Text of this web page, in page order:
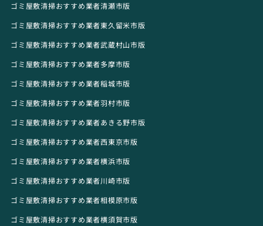
ゴミ屋敷清掃おすすめ業者清瀬市版
ゴミ屋敷清掃おすすめ業者東久留米市版
ゴミ屋敷清掃おすすめ業者武蔵村山市版
ゴミ屋敷清掃おすすめ業者多摩市版
ゴミ屋敷清掃おすすめ業者稲城市版
ゴミ屋敷清掃おすすめ業者羽村市版
ゴミ屋敷清掃おすすめ業者あきる野市版
ゴミ屋敷清掃おすすめ業者西東京市版
ゴミ屋敷清掃おすすめ業者横浜市版
ゴミ屋敷清掃おすすめ業者川崎市版
ゴミ屋敷清掃おすすめ業者相模原市版
ゴミ屋敷清掃おすすめ業者横須賀市版